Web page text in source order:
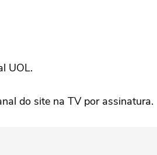
UOL.
do site na TV por assinatura.